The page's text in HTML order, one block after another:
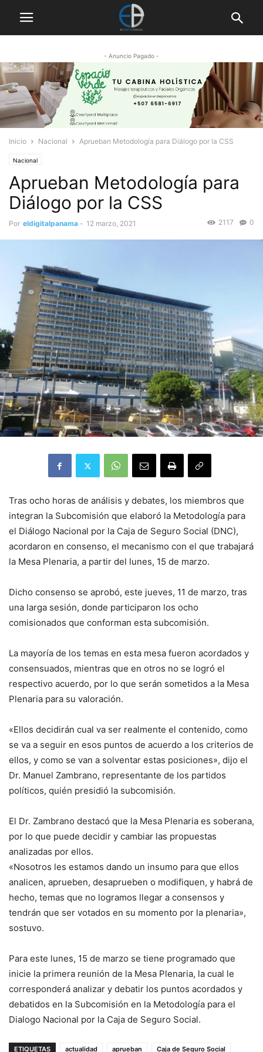
- Anuncio Pagado -
Inicio Nacional Aprueban Metodología para Diálogo por la CSS
Nacional
Aprueban Metodología para
Diálogo por la CSS
Por eldigitalpanama - 12 marzo, 2021 0
2117
Tras ocho horas de análisis y debates, los miembros que
integran la Subcomisión que elaboró la Metodología para
el Diálogo Nacional por la Caja de Seguro Social (DNC),
acordaron en consenso, el mecanismo con el que trabajará
la Mesa Plenaria, a partir del lunes, 15 de marzo.
Dicho consenso se aprobó, este jueves, 11 de marzo, tras
una larga sesión, donde participaron los ocho
comisionados que conforman esta subcomisión.
La mayoría de los temas en esta mesa fueron acordados y
consensuados, mientras que en otros no se logró el
respectivo acuerdo, por lo que serán sometidos a la Mesa
Plenaria para su valoración.
«Ellos decidirán cual va ser realmente el contenido, como
se va a seguir en esos puntos de acuerdo a los criterios de
ellos, y como se van a solventar estas posiciones», dijo el
Dr. Manuel Zambrano, representante de los partidos
políticos, quién presidió la subcomisión.
El Dr. Zambrano destacó que la Mesa Plenaria es soberana,
por lo que puede decidir y cambiar las propuestas
analizadas por ellos.
«Nosotros les estamos dando un insumo para que ellos
analicen, aprueben, desaprueben o modifiquen, y habrá de
hecho, temas que no logramos llegar a consensos y
tendrán que ser votados en su momento por la plenaria»,
sostuvo.
Para este lunes, 15 de marzo se tiene programado que
inicie la primera reunión de la Mesa Plenaria, la cual le
corresponderá analizar y debatir los puntos acordados y
debatidos en la Subcomisión en la Metodología para el
Dialogo Nacional por la Caja de Seguro Social.
ETIQUETAS actualidad aprueban Caja de Seguro Social